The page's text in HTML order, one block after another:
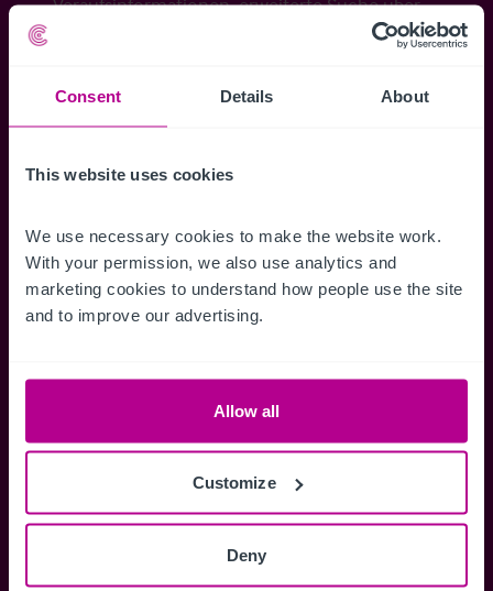
Consent Details About
This website uses cookies
We use necessary cookies to make the website work.
With your permission, we also use analytics and
marketing cookies to understand how people use the site
and to improve our advertising.
Allow all
Customize
Deny
Benachrichtigungen für neuen Objekten zu
erhalten.
Zugriff auf alle
Informationen
Erhalten Sie Zugriff auf alle
Mitglieder.
Speichern
und einfach
Anmelden
Sie haben bereits ein Konto? Jetzt anmelden